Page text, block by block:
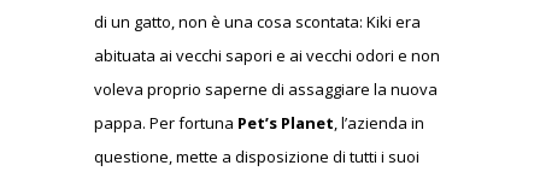
di un gatto, non è una cosa scontata: Kiki era
abituata ai vecchi sapori e ai vecchi odori e non
voleva proprio saperne di assaggiare la nuova
pappa. Per fortuna Pet’s Planet, l’azienda in
questione, mette a disposizione di tutti i suoi